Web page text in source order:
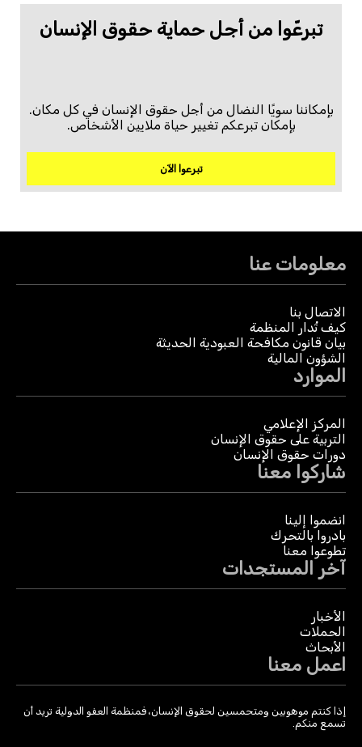
تبرعّوا من أجل حماية حقوق الإنسان
بإمكاننا سويًا النضال من أجل حقوق الإنسان في كل مكان.
بإمكان تبرعكم تغيير حياة ملايين الأشخاص.
تبرعوا الآن
معلومات عنا
الاتصال بنا
كيف تُدار المنظمة
بيان قانون مكافحة العبودية الحديثة
الشؤون المالية
الموارد
المركز الإعلامي
التربية على حقوق الإنسان
دورات حقوق الإنسان
شاركوا معنا
انضموا إلينا
بادروا بالتحرك
تطوعوا معنا
آخر المستجدات
الأخبار
الحملات
الأبحاث
اعمل معنا
إذا كنتم موهوبين ومتحمسين لحقوق الإنسان، فمنظمة العفو الدولية تريد أن
تسمع منكم.